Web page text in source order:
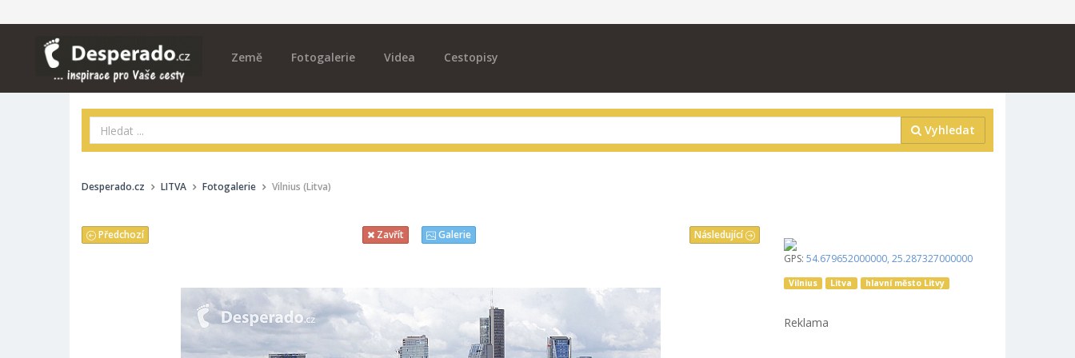
Země Fotogalerie Videa Cestopisy
Vyhledat
Desperado.cz LITVA Fotogalerie Vilnius (Litva)
Následující
Předchozí Zavřít
Galerie
GPS: 54.679652000000, 25.287327000000
Vilnius Litva hlavní město Litvy
Reklama